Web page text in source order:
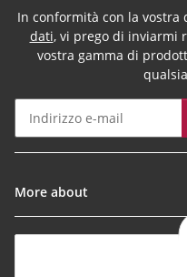
In conformità con la vostra
dati, vi prego di inviarmi
vostra gamma di
More about